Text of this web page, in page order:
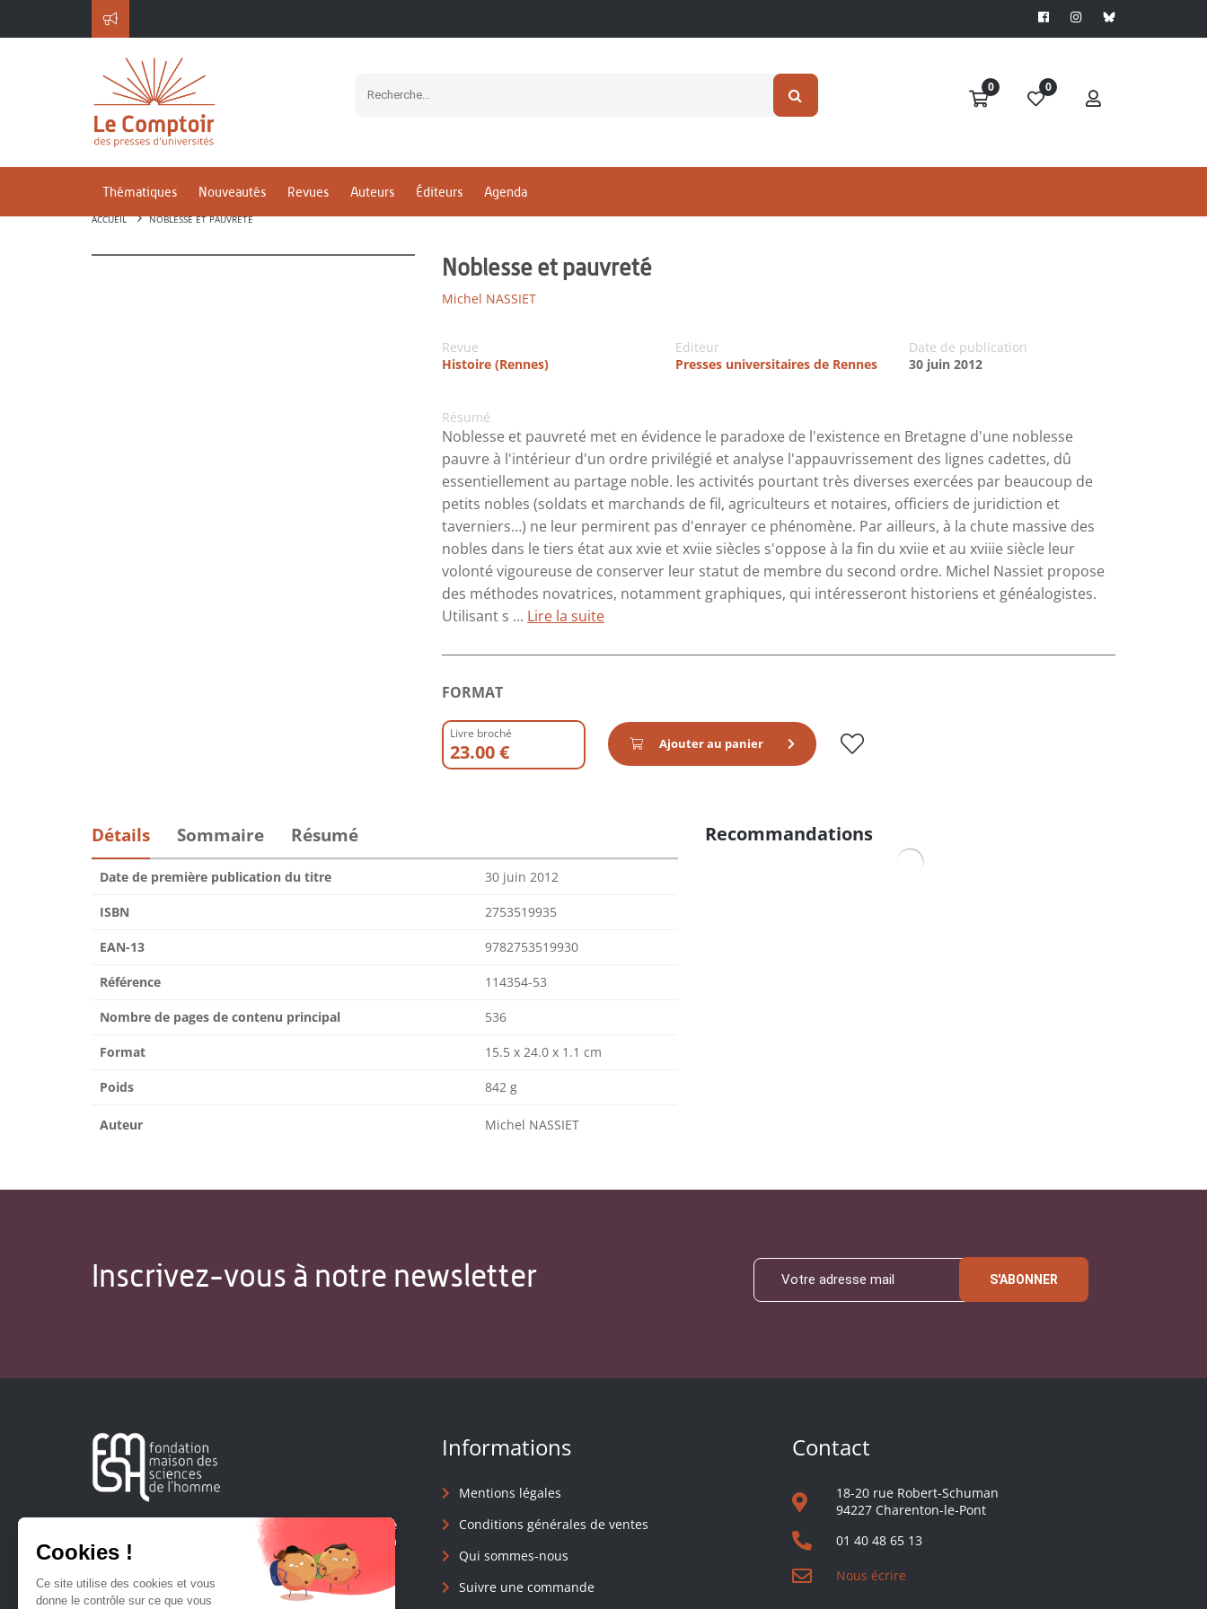
0 0
Thématiques Nouveautés Revues Auteurs Éditeurs Agenda
ACCUEIL NOBLESSE ET PAUVRETÉ
Noblesse et pauvreté
Michel NASSIET
Revue
Histoire (Rennes)
Editeur
Presses universitaires de Rennes
Date de publication
30 juin 2012
Résumé
Noblesse et pauvreté met en évidence le paradoxe de l'existence en Bretagne d'une noblesse
pauvre à l'intérieur d'un ordre privilégié et analyse l'appauvrissement des lignes cadettes, dû
essentiellement au partage noble. les activités pourtant très diverses exercées par beaucoup de
petits nobles (soldats et marchands de fil, agriculteurs et notaires, officiers de juridiction et
taverniers…) ne leur permirent pas d'enrayer ce phénomène. Par ailleurs, à la chute massive des
nobles dans le tiers état aux xvie et xviie siècles s'oppose à la fin du xviie et au xviiie siècle leur
volonté vigoureuse de conserver leur statut de membre du second ordre. Michel Nassiet propose
des méthodes novatrices, notamment graphiques, qui intéresseront historiens et généalogistes.
Utilisant s ... Lire la suite
FORMAT
Livre broché
23.00 € Ajouter au panier
Détails Sommaire Résumé
Date de première publication du titre 30 juin 2012
ISBN 2753519935
EAN-13 9782753519930
Référence 114354-53
Nombre de pages de contenu principal 536
Format 15.5 x 24.0 x 1.1 cm
Poids 842 g
Auteur Michel NASSIET
Recommandations
Inscrivez-vous à notre newsletter S'ABONNER
Créée en 1963, la Fondation Maison Sciences de l'Homme
soutient la recherche et la diffusion des connaissances en
sciences humaines et sociales.
Informations
Mentions légales
Conditions générales de ventes
Qui sommes-nous
Suivre une commande
Contact
18-20 rue Robert-Schuman
94227 Charenton-le-Pont
01 40 48 65 13
Nous écrire